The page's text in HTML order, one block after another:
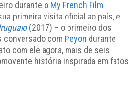
durante o My French Film
primeira visita oficial ao país, e
(2017) – o primeiro dos
conversado com Peyon durante
com ele agora, mais de seis
história inspirada em fatos